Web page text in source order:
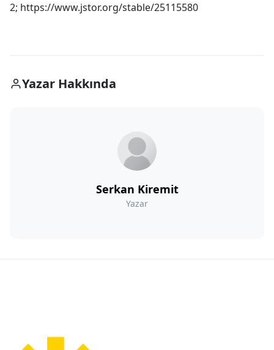
2; https://www.jstor.org/stable/25115580
Yazar Hakkında
Serkan Kiremit
Yazar